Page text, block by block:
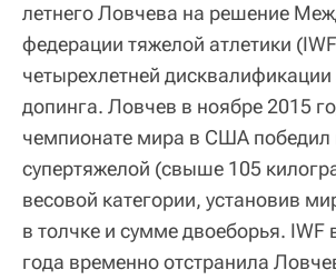
летнего Ловчева на решение
федерации тяжелой атлетики
четырехлетней
допинга. Ловчев в ноябре 2015
чемпионате мира в США победил
супертяжелой (свыше 105
весовой категории, установив
в толчке и сумме двоеборья. IWF
года временно отстранила